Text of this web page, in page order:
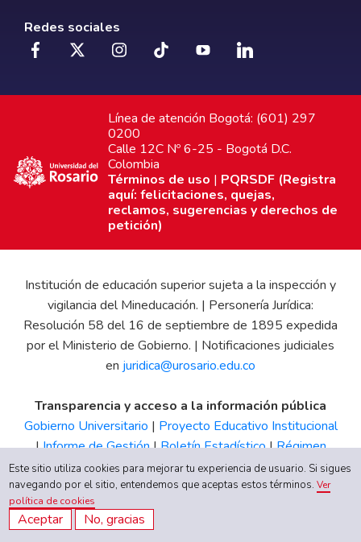
Redes sociales
Línea de atención Bogotá: (601) 297
0200
Calle 12C Nº 6-25 - Bogotá D.C.
Colombia
Términos de uso | PQRSDF (Registra
aquí: felicitaciones, quejas,
reclamos, sugerencias y derechos de
petición)
Institución de educación superior sujeta a la inspección y
vigilancia del Mineducación. | Personería Jurídica:
Resolución 58 del 16 de septiembre de 1895 expedida
por el Ministerio de Gobierno. | Notificaciones judiciales
en juridica@urosario.edu.co
Transparencia y acceso a la información pública
Gobierno Universitario | Proyecto Educativo Institucional
|Informe de Gestión|Boletín Estadístico|Régimen
Tributario|Estados Financieros |Código de Ética| Canal
de Integridad UR
Este sitio utiliza cookies para mejorar tu experiencia de usuario. Si sigues
navegando por el sitio, entendemos que aceptas estos términos.Ver
política de cookies
Aceptar No, gracias